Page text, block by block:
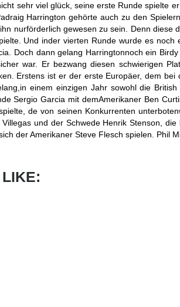
sehr viel glück, seine erste Runde spielte
Harrington gehörte auch zu den
nurförderlich gewesen zu sein. Denn
Und inder vierten Runde wurde es
Doch dann gelang Harringtonnoch ein
war. Er bezwang diesen schwierigen
Erstens ist er der erste Europäer, dem
einem einzigen Jahr sowohl die
Sergio Garcia mit demAmerikaner Ben
de von seinen Konkurrenten
und der Schwede Henrik Stenson,
der Amerikaner Steve Flesch spielen. Phil